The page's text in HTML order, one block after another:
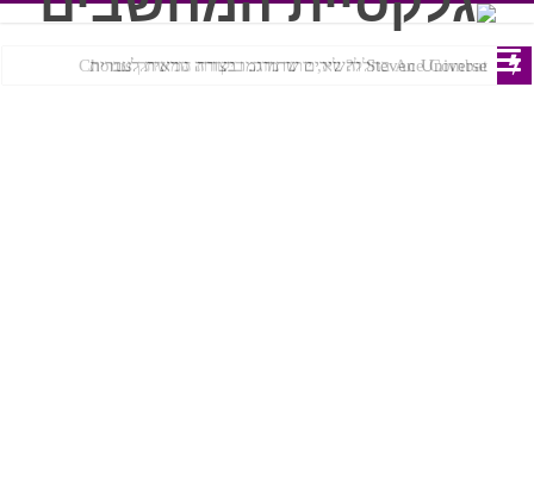
Ace Combat בחלל? לא, יותר מזה. ביקורת המשחק Chorus
Steven Universe והשירים שתורגמו בצורה נוראית לעברית